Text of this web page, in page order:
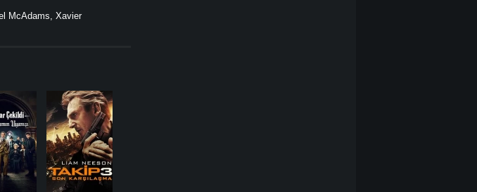
McAdams
Xavier